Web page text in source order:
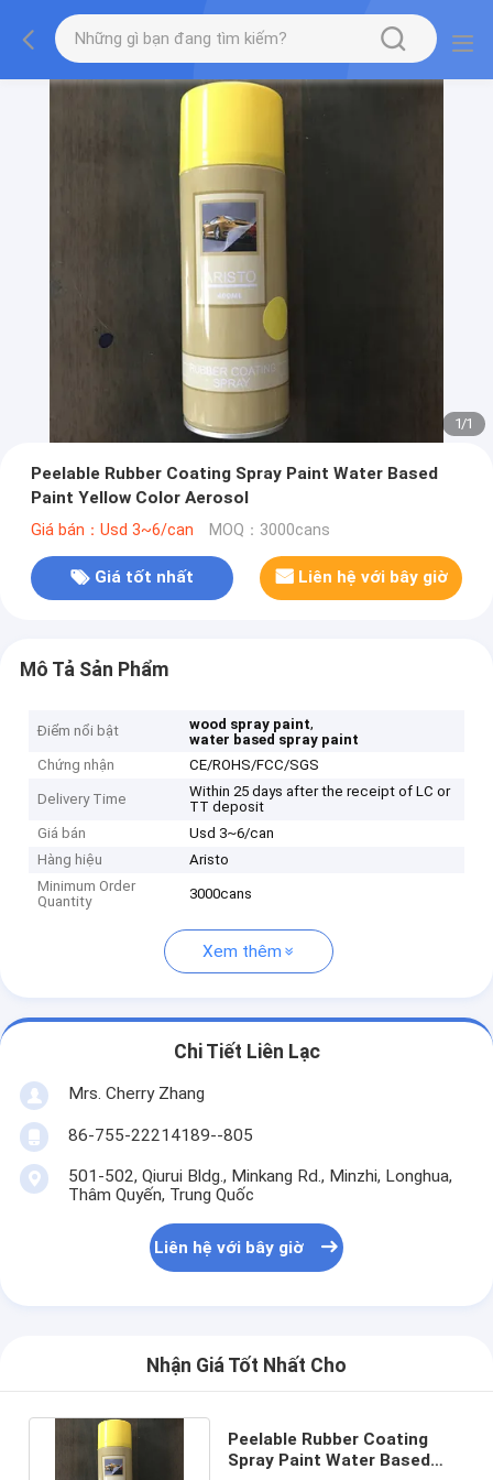
1/1
Peelable Rubber Coating Spray Paint Water Based
Paint Yellow Color Aerosol
Giá bán：Usd 3~6/can MOQ：3000cans
Giá tốt nhất Liên hệ với bây giờ
Mô Tả Sản Phẩm
Điểm nổi bật wood spray paint,
water based spray paint
Chứng nhận
CE/ROHS/FCC/SGS
Delivery Time
Within 25 days after the receipt of LC or
TT deposit
Giá bán
Usd 3~6/can
Hàng hiệu
Aristo
Minimum Order
Quantity
3000cans
Xem thêm
Chi Tiết Liên Lạc
Mrs. Cherry Zhang
86-755-22214189--805
501-502, Qiurui Bldg., Minkang Rd., Minzhi, Longhua,
Thâm Quyến, Trung Quốc
Liên hệ với bây giờ
Nhận Giá Tốt Nhất Cho
Peelable Rubber Coating
Spray Paint Water Based